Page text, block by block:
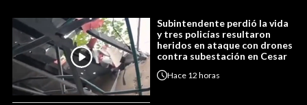
Subintendente perdió la vida
y tres policías resultaron
heridos en ataque con drones
contra subestación en Cesar
Hace 12 horas